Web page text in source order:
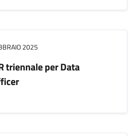
2025
triennale per Data